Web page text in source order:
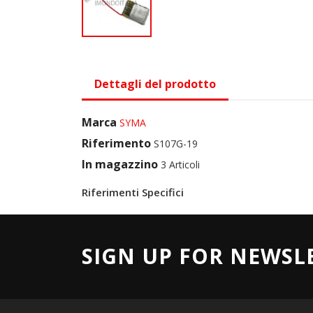
Dettagli del prodotto
Marca SYMA
Riferimento S107G-19
In magazzino 3 Articoli
Riferimenti Specifici
SIGN UP FOR